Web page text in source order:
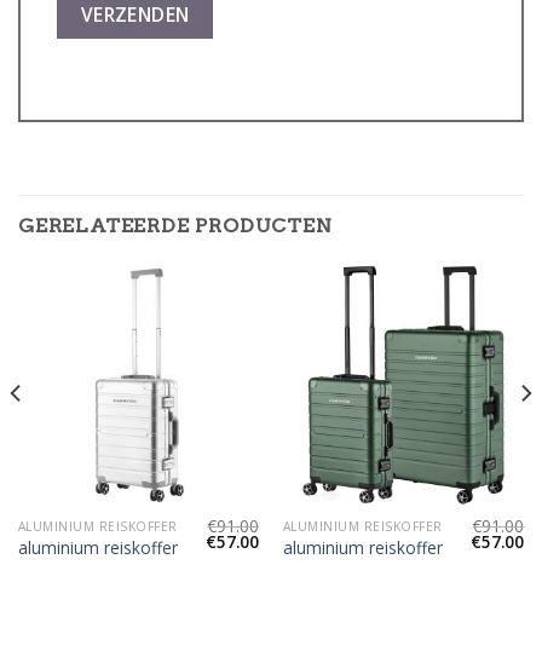
GERELATEERDE PRODUCTEN
ALUMINIUM REISKOFFER
aluminium reiskoffer
€91.00
€57.00
ALUMINIUM REISKOFFER
aluminium reiskoffer
€91.00
€57.00